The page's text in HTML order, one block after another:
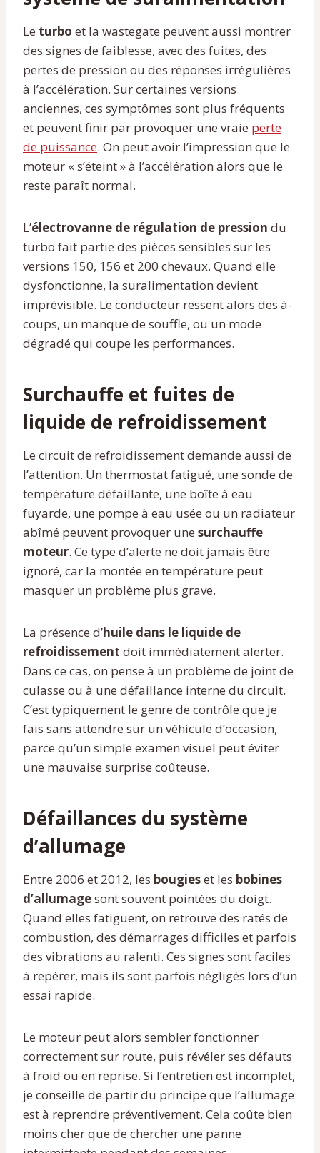
Le turbo et la wastegate peuvent aussi montrer
des signes de faiblesse, avec des fuites, des
pertes de pression ou des réponses irrégulières
à l’accélération. Sur certaines versions
anciennes, ces symptômes sont plus fréquents
et peuvent finir par provoquer une vraie perte
de puissance. On peut avoir l’impression que le
moteur « s’éteint » à l’accélération alors que le
reste paraît normal.
L’électrovanne de régulation de pression du
turbo fait partie des pièces sensibles sur les
versions 150, 156 et 200 chevaux. Quand elle
dysfonctionne, la suralimentation devient
imprévisible. Le conducteur ressent alors des à-
coups, un manque de souffle, ou un mode
dégradé qui coupe les performances.
Surchauffe et fuites de
liquide de refroidissement
Le circuit de refroidissement demande aussi de
l’attention. Un thermostat fatigué, une sonde de
température défaillante, une boîte à eau
fuyarde, une pompe à eau usée ou un radiateur
abîmé peuvent provoquer une surchauffe
moteur. Ce type d’alerte ne doit jamais être
ignoré, car la montée en température peut
masquer un problème plus grave.
La présence d’huile dans le liquide de
refroidissement doit immédiatement alerter.
Dans ce cas, on pense à un problème de joint de
culasse ou à une défaillance interne du circuit.
C’est typiquement le genre de contrôle que je
fais sans attendre sur un véhicule d’occasion,
parce qu’un simple examen visuel peut éviter
une mauvaise surprise coûteuse.
Défaillances du système
d’allumage
Entre 2006 et 2012, les bougieset les bobines
d’allumagesont souvent pointées du doigt.
Quand elles fatiguent, on retrouve des ratés de
combustion, des démarrages difficiles et parfois
des vibrations au ralenti. Ces signes sont faciles
à repérer, mais ils sont parfois négligés lors d’un
essai rapide.
Le moteur peut alors sembler fonctionner
correctement sur route, puis révéler ses défauts
à froid ou en reprise. Si l’entretien est incomplet,
je conseille de partir du principe que l’allumage
est à reprendre préventivement. Cela coûte bien
moins cher que de chercher une panne